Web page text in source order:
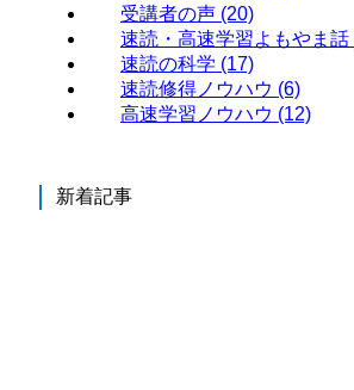
受講者の声 (20)
速読・高速学習よもやま話
速読の科学 (17)
速読修得ノウハウ (6)
高速学習ノウハウ (12)
新着記事